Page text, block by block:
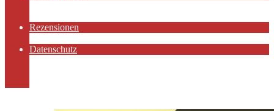
Rezensionen
Datenschutz